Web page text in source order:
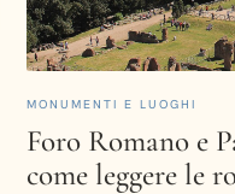
MONUMENTI E LUOGHI
Foro Romano e
come leggere le